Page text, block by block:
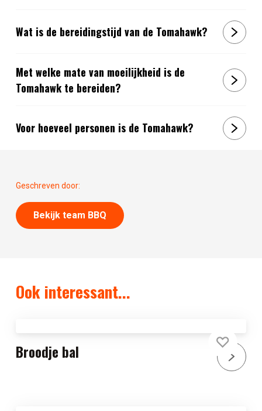
Wat is de bereidingstijd van de Tomahawk?
Met welke mate van moeilijkheid is de
Tomahawk te bereiden?
Voor hoeveel personen is de Tomahawk?
Geschreven door:
Bekijk team BBQ
Ook interessant...
Broodje bal